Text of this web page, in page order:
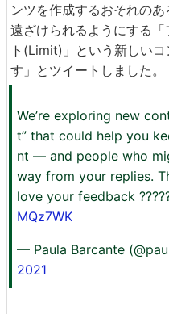
ンツを作成するおそれの
遠ざけられるようにする
ト(Limit)」という新しい
す」とツイートしました。
We’re exploring new
t” that could help you
nt — and people who
way from your replies.
love your feedback
MQz7WK
— Paula Barcante
2021